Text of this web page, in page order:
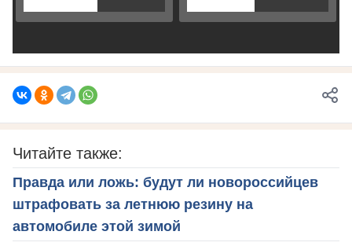
Читайте также:
Правда или ложь: будут ли новороссийцев
штрафовать за летнюю резину на
автомобиле этой зимой